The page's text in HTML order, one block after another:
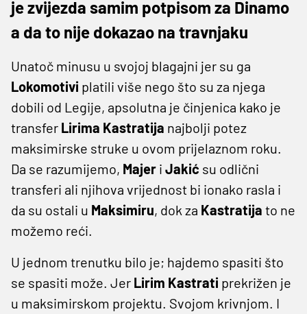
je zvijezda samim potpisom za Dinamo
a da to nije dokazao na travnjaku
Unatoč minusu u svojoj blagajni jer su ga
Lokomotivi platili više nego što su za njega
dobili od Legije, apsolutna je činjenica kako je
transfer Lirima Kastratija najbolji potez
maksimirske struke u ovom prijelaznom roku.
Da se razumijemo, Majer i Jakić su odlični
transferi ali njihova vrijednost bi ionako rasla i
da su ostali u Maksimiru, dok za Kastratija to ne
možemo reći.
U jednom trenutku bilo je; hajdemo spasiti što
se spasiti može. Jer Lirim Kastrati prekrižen je
u maksimirskom projektu. Svojom krivnjom. I